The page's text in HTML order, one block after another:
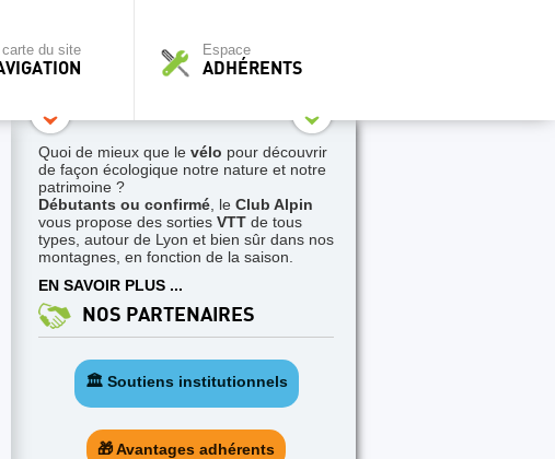
carte du site Espace
ADHÉRENTS
Quoi de mieux que le vélo pour découvrir
de façon écologique notre nature et notre
patrimoine ?
Débutants ou confirmé , le Club Alpin
vous propose des sorties VTT de tous
types, autour de Lyon et bien sûr dans nos
montagnes, en fonction de la saison.
EN SAVOIR PLUS ...
NOS PARTENAIRES
🏛️ Soutiens institutionnels
🎁 Avantages adhérents